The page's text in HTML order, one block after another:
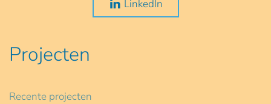
LinkedIn
Projecten
Recente projecten